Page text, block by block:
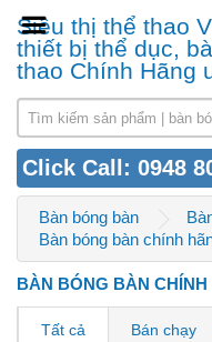
Siêu thị thể thao
thiết bị thể dục,
thao Chính Hãng
Click Call: 0948
Bàn bóng bàn
Bàn bóng bàn chính
BÀN BÓNG BÀN CHÍNH
Tất cả Bán chạy